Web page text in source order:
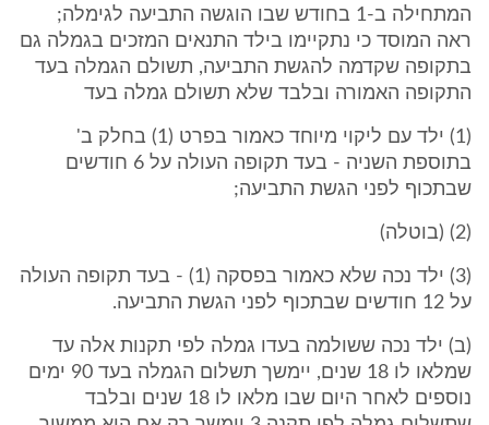
המתחילה ב-1 בחודש שבו הוגשה התביעה לגימלה;
ראה המוסד כי נתקיימו בילד התנאים המזכים בגמלה גם
בתקופה שקדמה להגשת התביעה, תשולם הגמלה בעד
התקופה האמורה ובלבד שלא תשולם גמלה בעד
(1) ילד עם ליקוי מיוחד כאמור בפרט (1) בחלק ב'
בתוספת השניה - בעד תקופה העולה על 6 חודשים
שבתכוף לפני הגשת התביעה;
(2) (בוטלה)
(3) ילד נכה שלא כאמור בפסקה (1) - בעד תקופה העולה
על 12 חודשים שבתכוף לפני הגשת התביעה.
(ב) ילד נכה ששולמה בעדו גמלה לפי תקנות אלה עד
שמלאו לו 18 שנים, יימשך תשלום הגמלה בעד 90 ימים
נוספים לאחר היום שבו מלאו לו 18 שנים ובלבד